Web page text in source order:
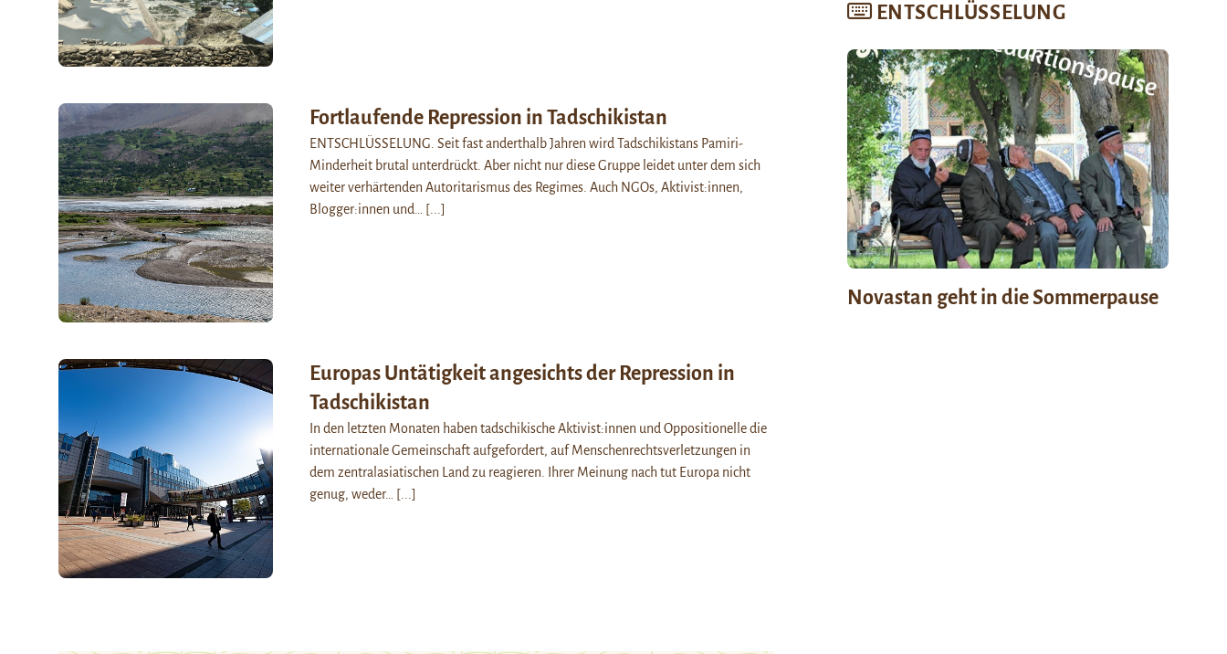
Fortlaufende Repression in Tadschikistan
ENTSCHLÜSSELUNG. Seit fast anderthalb Jahren wird Tadschikistans Pamiri-
Minderheit brutal unterdrückt. Aber nicht nur diese Gruppe leidet unter dem sich
weiter verhärtenden Autoritarismus des Regimes. Auch NGOs, Aktivist:innen,
Blogger:innen und…
[...]
Europas Untätigkeit angesichts der Repression in
Tadschikistan
In den letzten Monaten haben tadschikische Aktivist:innen und Oppositionelle die
internationale Gemeinschaft aufgefordert, auf Menschenrechtsverletzungen in
dem zentralasiatischen Land zu reagieren. Ihrer Meinung nach tut Europa nicht
genug, weder…
[...]
ENTSCHLÜSSELUNG
Novastan geht in die Sommerpause